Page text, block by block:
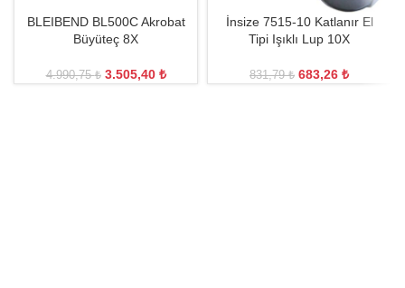
BLEIBEND BL500C Akrobat
Büyüteç 8X
4.990,75₺ 3.505,40 ₺
İnsize 7515-10 Katlanır El
Tipi Işıklı Lup 10X
831,79₺ 683,26 ₺